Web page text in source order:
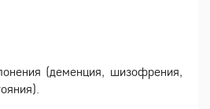
(деменция, шизофрения,